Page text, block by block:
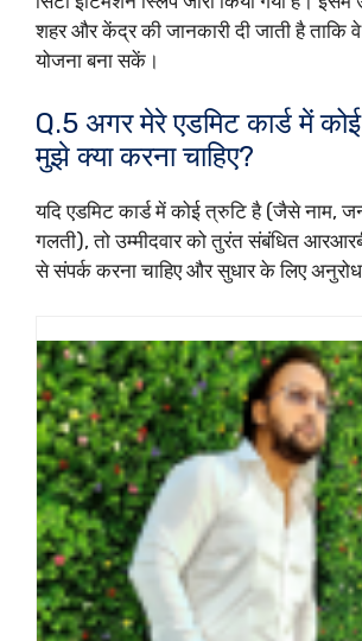
शहर और केंद्र की जानकारी दी जाती है ताकि
योजना बना सकें।
Q.5 अगर मेरे एडमिट कार्ड में
मुझे क्या करना चाहिए?
यदि एडमिट कार्ड में कोई त्रुटि है (जैसे नाम,
गलती), तो उम्मीदवार को तुरंत संबंधित
से संपर्क करना चाहिए और सुधार के लिए अनुरोध